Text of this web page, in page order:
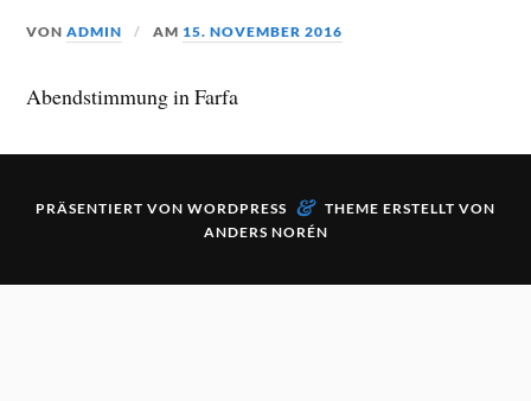
VONADMIN AM 15. NOVEMBER 2016
Abendstimmung in Farfa
PRÄSENTIERT VON WORDPRESS & THEME ERSTELLT VON
ANDERS NORÉN